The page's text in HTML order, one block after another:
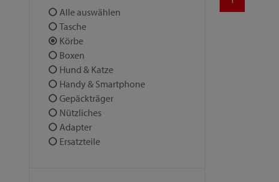
Alle auswählen
Tasche
Körbe
Boxen
Hund & Katze
Handy & Smartphone
Gepäckträger
Nützliches
Adapter
Ersatzteile